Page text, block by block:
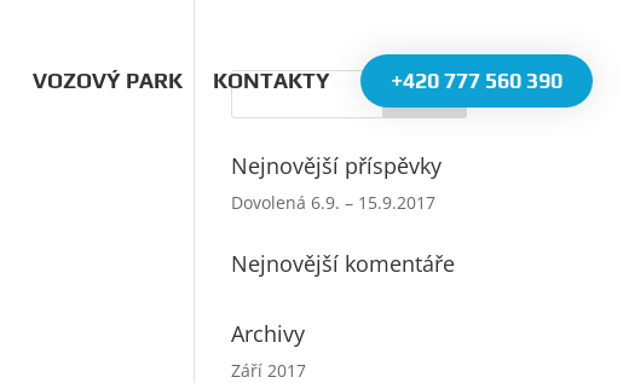
VOZOVÝ PARK KONTAKTY +420 777 560 390
Nejnovější příspěvky
Dovolená 6.9. – 15.9.2017
Nejnovější komentáře
Archivy
Září 2017